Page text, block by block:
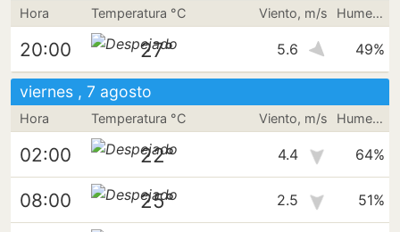
Hora Temperatura °C Viento, m/s Humedad
20:00 27° 5.6 49%
viernes , 7 agosto
Hora Temperatura °C Viento, m/s Humedad
02:00 22° 4.4 64%
08:00 25° 2.5 51%